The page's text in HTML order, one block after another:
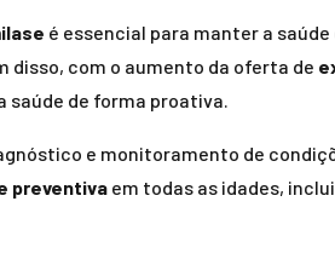
é essencial para manter a
disso, com o aumento da oferta de
saúde de forma proativa.
e monitoramento de
preventiva em todas as idades,